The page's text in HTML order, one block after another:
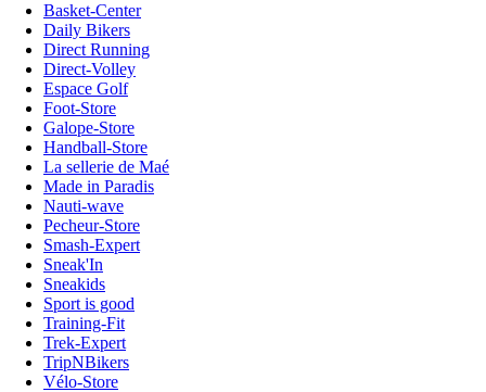
Basket-Center
Daily Bikers
Direct Running
Direct-Volley
Espace Golf
Foot-Store
Galope-Store
Handball-Store
La sellerie de Maé
Made in Paradis
Nauti-wave
Pecheur-Store
Smash-Expert
Sneak'In
Sneakids
Sport is good
Training-Fit
Trek-Expert
TripNBikers
Vélo-Store